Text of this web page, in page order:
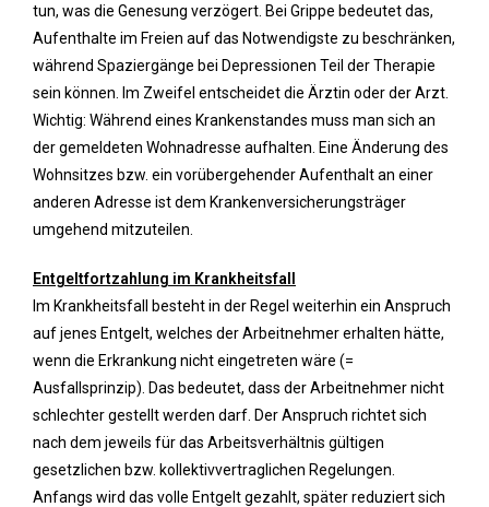
tun, was die Genesung verzögert. Bei Grippe bedeutet das,
Aufenthalte im Freien auf das Notwendigste zu beschränken,
während Spaziergänge bei Depressionen Teil der Therapie
sein können. Im Zweifel entscheidet die Ärztin oder der Arzt.
Wichtig: Während eines Krankenstandes muss man sich an
der gemeldeten Wohnadresse aufhalten. Eine Änderung des
Wohnsitzes bzw. ein vorübergehender Aufenthalt an einer
anderen Adresse ist dem Krankenversicherungsträger
umgehend mitzuteilen.
Entgeltfortzahlung im Krankheitsfall
Im Krankheitsfall besteht in der Regel weiterhin ein Anspruch
auf jenes Entgelt, welches der Arbeitnehmer erhalten hätte,
wenn die Erkrankung nicht eingetreten wäre (=
Ausfallsprinzip). Das bedeutet, dass der Arbeitnehmer nicht
schlechter gestellt werden darf. Der Anspruch richtet sich
nach dem jeweils für das Arbeitsverhältnis gültigen
gesetzlichen bzw. kollektivvertraglichen Regelungen.
Anfangs wird das volle Entgelt gezahlt, später reduziert sich